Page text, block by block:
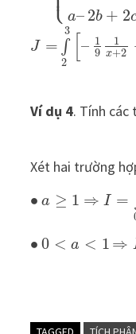
a– 2b + 2
J = ∫
2
3
– 1
9
1
x+2
Ví dụ 4. Tính các
Xét hai trường
∙ a ≥ 1 ⇒ I =
∙ 0 < a < 1 ⇒